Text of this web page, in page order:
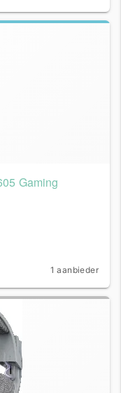
Gaming
1 aanbieder